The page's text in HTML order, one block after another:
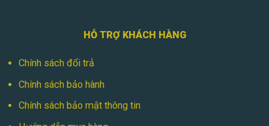
HỖ TRỢ KHÁCH HÀNG
Chính sách đổi trả
Chính sách bảo hành
Chính sách bảo mật thông tin